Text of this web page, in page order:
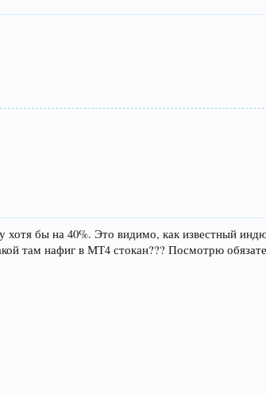
бы на 40%. Это видимо, как известный
там нафиг в МТ4 стокан??? Посмотрю